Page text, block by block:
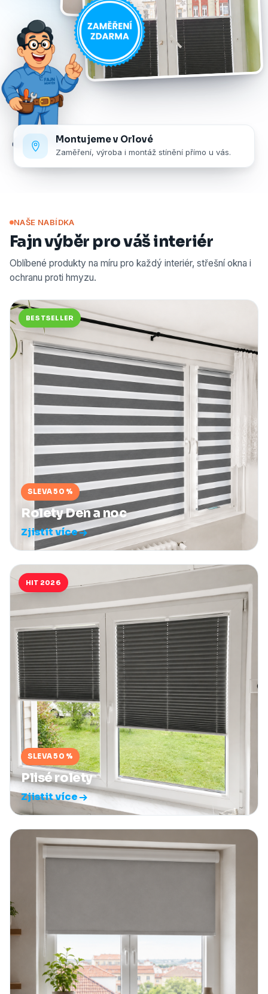
Montujeme v Orlové
Zaměření, výroba i montáž stínění přímo u vás.
NAŠE NABÍDKA
Fajn výběr pro váš interiér
Oblíbené produkty na míru pro každý interiér, střešní okna i
ochranu proti hmyzu.
BESTSELLER
SLEVA 50 %
Rolety Den a noc
Zjistit více
HIT 2026
SLEVA 50 %
Plisé rolety
Zjistit více